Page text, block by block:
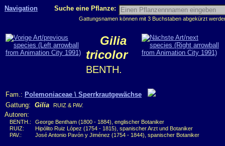
Navigation Suche eine Pflanze:
Gattungsnamen können mit 3 Buchstaben abgekürzt
Gilia
tricolor
BENTH.
Fam.: Polemoniaceae \ Sperrkrautgewächse
Gattung: Gilia RUIZ & PAV.
Autoren:
BENTH.:
George Bentham (1800 - 1884), englischer Botaniker
RUIZ:
Hipólito Ruiz López (1754 - 1815), spanischer Arzt und Botaniker
PAV.:
José Antonio Pavón y Jiménez (1754 - 1844), spanischer Botaniker